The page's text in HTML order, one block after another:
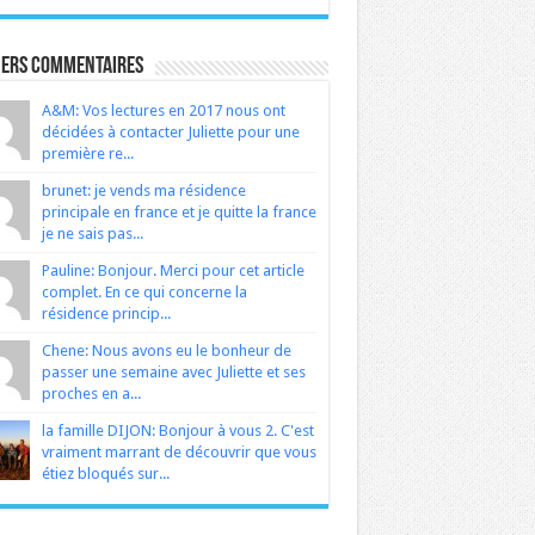
Commentaires
A&M: Vos lectures en 2017 nous ont
décidées à contacter Juliette pour une
première re...
brunet: je vends ma résidence
principale en france et je quitte la france
je ne sais pas...
Pauline: Bonjour. Merci pour cet article
complet. En ce qui concerne la
résidence princip...
Chene: Nous avons eu le bonheur de
passer une semaine avec Juliette et ses
proches en a...
la famille DIJON: Bonjour à vous 2. C'est
vraiment marrant de découvrir que vous
étiez bloqués sur...